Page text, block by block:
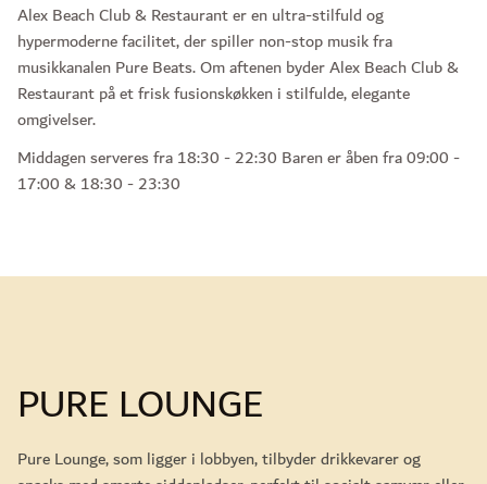
Alex Beach Club & Restaurant er en ultra-stilfuld og
hypermoderne facilitet, der spiller non-stop musik fra
musikkanalen Pure Beats. Om aftenen byder Alex Beach Club &
Restaurant på et frisk fusionskøkken i stilfulde, elegante
omgivelser.
Middagen serveres fra 18:30 - 22:30 Baren er åben fra 09:00 -
17:00 & 18:30 - 23:30
PURE LOUNGE
Pure Lounge, som ligger i lobbyen, tilbyder drikkevarer og